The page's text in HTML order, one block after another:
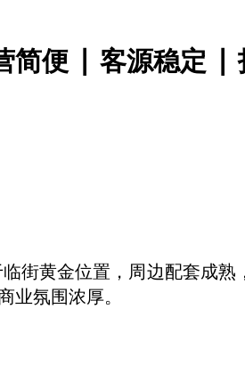
简便 | 客源稳定 |
街黄金位置，周边配套成熟
业氛围浓厚。